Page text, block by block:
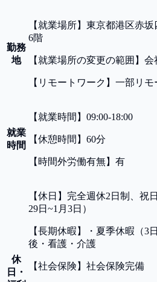
勤務
地
【 就業場所】 東京都港区赤坂
6階
【 就業場所の変更の範囲 】 会
【 リモートワーク 】 一部リモ
就業
時間
【 就業時間 】 09:00-18:00
【休憩時間 】 60分
【 時間外労働有無】 有
休
日・
【休日 】 完全週休2日制、祝
29日~1月3日）
【長期休暇 】
・夏季休暇（3
後・看護・介護
【社会保険 】 社会保険完備